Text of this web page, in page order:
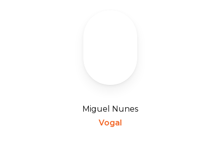
Miguel Nunes
Vogal